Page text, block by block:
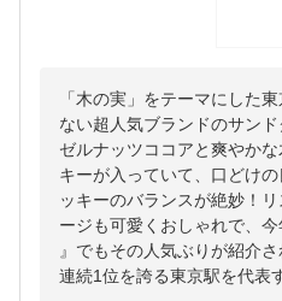
「木の実」をテーマにした
ない超人気ブランドのサン
ゼルナッツココアと爽やか
キーが入っていて、口どけ
ッキーのバランスが絶妙！
ージも可愛くおしゃれで、
』でもその人気ぶりが紹介
連続1位を誇る東京駅を代表